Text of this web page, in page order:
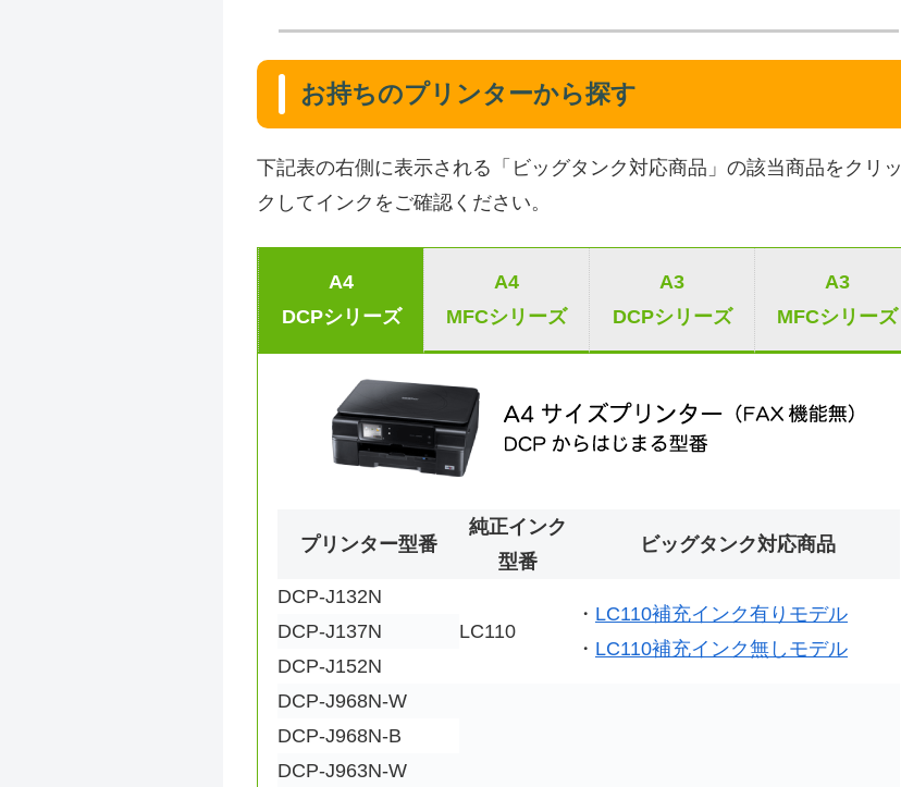
お持ちのプリンターから探す
下記表の右側に表示される「ビッグタンク対応商品」の該当商品をクリッ
クしてインクをご確認ください。
A4
DCPシリーズ
A4
MFCシリーズ
A3
DCPシリーズ
A3
MFCシリーズ
プリンター型番
純正インク
型番
ビッグタンク対応商品
DCP-J132N
LC110
・ LC110補充インク有りモデル
・ LC110補充インク無しモデル
DCP-J137N
DCP-J152N
DCP-J968N-W
DCP-J968N-B
DCP-J963N-W